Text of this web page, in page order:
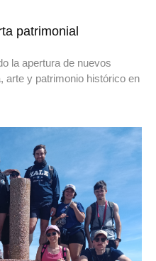
patrimonial
la apertura de nuevos
arte y patrimonio histórico en